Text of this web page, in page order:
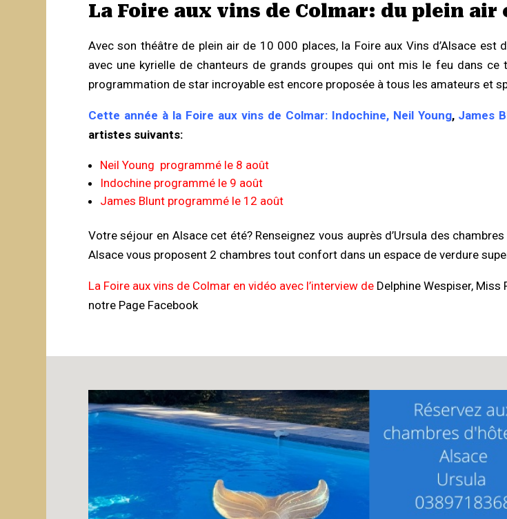
La Foire aux vins de Colmar: du plein air
Avec son théâtre de plein air de 10 000 places, la Foire aux Vins d’Alsace
avec une kyrielle de chanteurs de grands groupes qui ont mis le feu dans
programmation de star incroyable est encore proposée à tous les amateurs et
Cette année à la Foire aux vins de Colmar: Indochine, Neil Young,James
artistes suivants:
Neil Young programmé le 8 août
Indochine programmé le 9 août
James Blunt programmé le 12 août
Votre séjour en Alsace cet été? Renseignez vous auprès d’Ursula des
Alsace vous proposent 2 chambres tout confort dans un espace de verdure
La Foire aux vins de Colmar en vidéo avec l’interview de Delphine Wespiser,
notre Page Facebook